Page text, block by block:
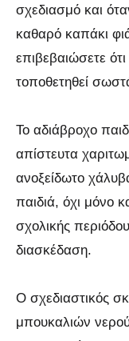
σχεδιασμό και
καθαρό καπάκι
επιβεβαιώσετε
τοποθετηθεί
Το αδιάβροχο
απίστευτα
ανοξείδωτο
παιδιά, όχι μόνο
σχολικής
διασκέδαση.
Ο σχεδιαστικός
μπουκαλιών